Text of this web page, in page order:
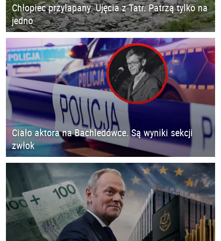
Chłopiec przyłapany. Ujęcia z Tatr. Patrzą tylko na
jedno
Ciało aktora na Bachledówce. Są wyniki sekcji
zwłok